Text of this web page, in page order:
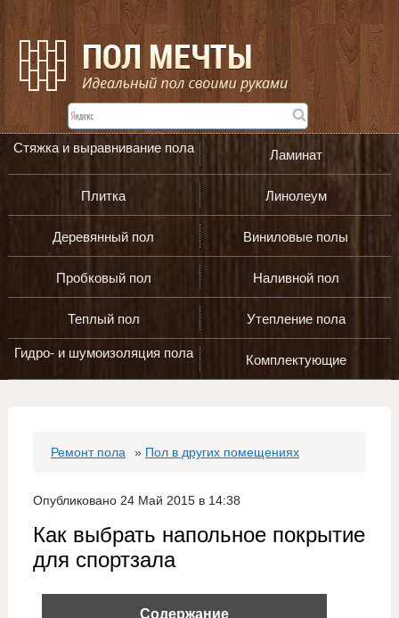
Стяжка и выравнивание пола Ламинат
Плитка Линолеум
Деревянный пол Виниловые полы
Пробковый пол Наливной пол
Теплый пол Утепление пола
Гидро- и шумоизоляция пола Комплектующие
Ремонт пола » Пол в других помещениях
Опубликовано 24 Май 2015 в 14:38
Как выбрать напольное покрытие
для спортзала
Содержание